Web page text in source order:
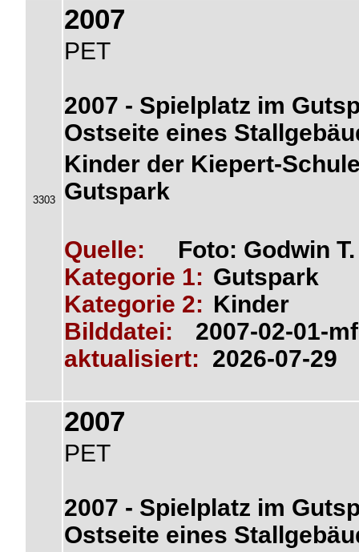
3303
2007
PET
2007 - Spielplatz im
Ostseite eines
Kinder der Kiepert-
Gutspark
Quelle:
Foto: Godwin
Kategorie 1: Gutspark
Kategorie 2: Kinder
Bilddatei:
2007-02-01-
aktualisiert: 2026-07-29
2007
PET
2007 - Spielplatz im
Ostseite eines